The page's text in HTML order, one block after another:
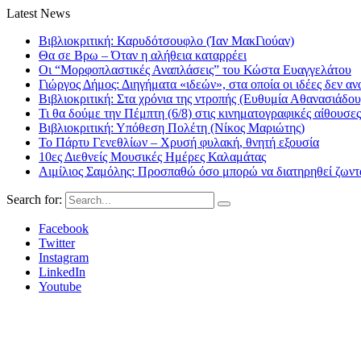
Latest News
Βιβλιοκριτική: Καρυδότσουφλο (Ίαν ΜακΓιούαν)
Θα σε Βρω – Όταν η αλήθεια καταρρέει
Οι “Μορφοπλαστικές Αναπλάσεις” του Κώστα Ευαγγελάτου
Γιώργος Δήμος: Διηγήματα «ιδεών», στα οποία οι ιδέες δεν
Βιβλιοκριτική: Στα χρόνια της ντροπής (Ευθυμία
Τι θα δούμε την Πέμπτη (6/8) στις κινηματογραφικές αίθουσες
Βιβλιοκριτική: Υπόθεση Πολέτη (Νίκος Μαριώτης)
Το Πάρτυ Γενεθλίων – Χρυσή φυλακή, θνητή εξουσία
10ες Διεθνείς Μουσικές Ημέρες Καλαμάτας
Αιμίλιος Σαμόλης: Προσπαθώ όσο μπορώ να διατηρηθεί
Search for:
Facebook
Twitter
Instagram
LinkedIn
Youtube